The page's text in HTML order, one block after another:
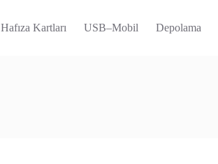
Hafıza Kartları USB–Mobil Depolama